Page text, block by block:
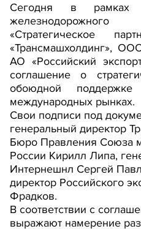
Сегодня в рамках
«Стратегическое
«Трансмашхолдинг»,
АО «Российский
соглашение о
обоюдной
международных рынках.
Свои подписи под
генеральный директор
Бюро Правления Союза
России Кирилл Липа,
Интернешнл Сергей
директор Российского
Фрадков.
В соответствии с
выражают намерение